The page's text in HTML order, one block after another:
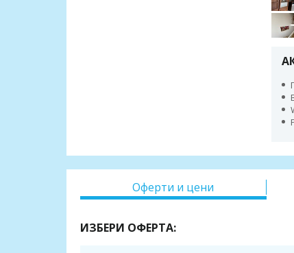
Оферти и цени
ИЗБЕРИ ОФЕРТА: